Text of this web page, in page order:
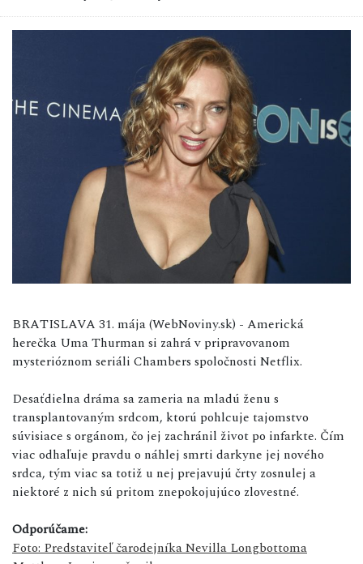
BRATISLAVA 31. mája (WebNoviny.sk) - Americká
herečka Uma Thurman si zahrá v pripravovanom
mysterióznom seriáli Chambers spoločnosti Netflix.
Desaťdielna dráma sa zameria na mladú ženu s
transplantovaným srdcom, ktorú pohlcuje tajomstvo
súvisiace s orgánom, čo jej zachránil život po infarkte. Čím
viac odhaľuje pravdu o náhlej smrti darkyne jej nového
srdca, tým viac sa totiž u nej prejavujú črty zosnulej a
niektoré z nich sú pritom znepokojujúco zlovestné.
Odporúčame:
Foto: Predstaviteľ čarodejníka Nevilla Longbottoma